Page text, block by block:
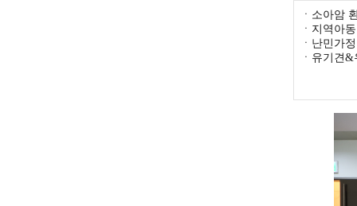
ㆍ 소아암
ㆍ 지역아
ㆍ 난민가
ㆍ 유기견&